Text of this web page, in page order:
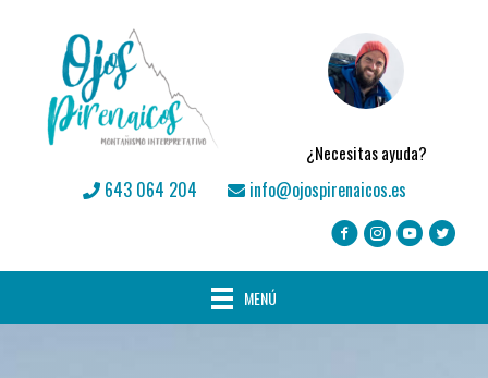
¿Necesitas ayuda?
643 064 204 info@ojospirenaicos.es
MENÚ